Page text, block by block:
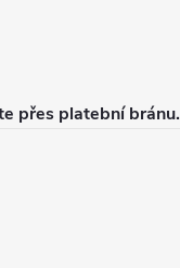
přes platební bránu.